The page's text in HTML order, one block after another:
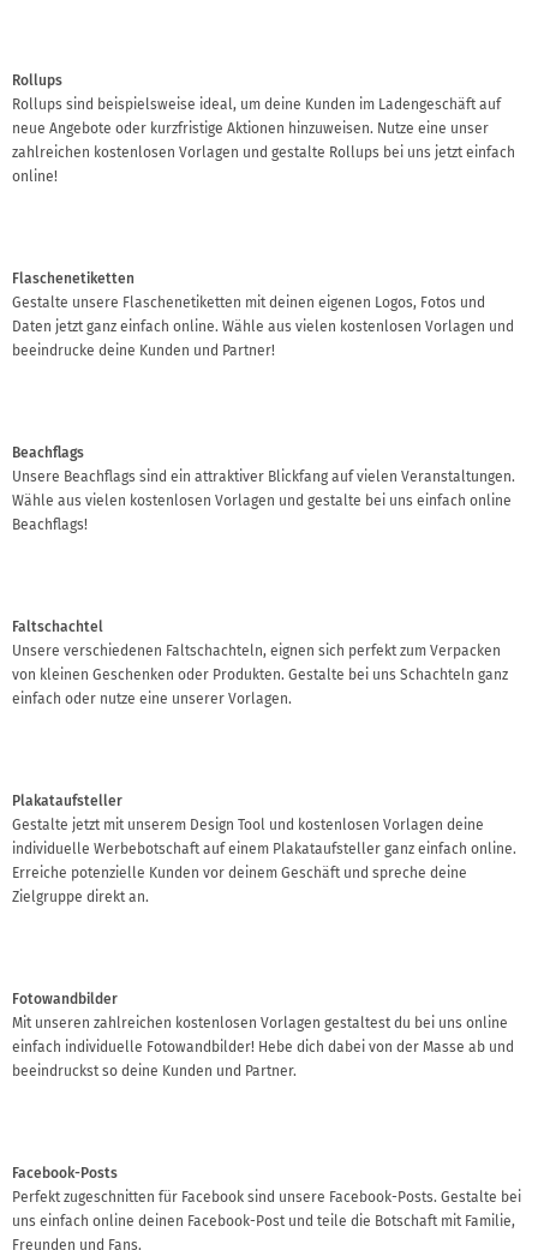
Rollups
Rollups sind beispielsweise ideal, um deine Kunden im Ladengeschäft auf
neue Angebote oder kurzfristige Aktionen hinzuweisen. Nutze eine unser
zahlreichen kostenlosen Vorlagen und gestalte Rollups bei uns jetzt einfach
online!
Flaschenetiketten
Gestalte unsere Flaschenetiketten mit deinen eigenen Logos, Fotos und
Daten jetzt ganz einfach online. Wähle aus vielen kostenlosen Vorlagen und
beeindrucke deine Kunden und Partner!
Beachflags
Unsere Beachflags sind ein attraktiver Blickfang auf vielen Veranstaltungen.
Wähle aus vielen kostenlosen Vorlagen und gestalte bei uns einfach online
Beachflags!
Faltschachtel
Unsere verschiedenen Faltschachteln, eignen sich perfekt zum Verpacken
von kleinen Geschenken oder Produkten. Gestalte bei uns Schachteln ganz
einfach oder nutze eine unserer Vorlagen.
Plakataufsteller
Gestalte jetzt mit unserem Design Tool und kostenlosen Vorlagen deine
individuelle Werbebotschaft auf einem Plakataufsteller ganz einfach online.
Erreiche potenzielle Kunden vor deinem Geschäft und spreche deine
Zielgruppe direkt an.
Fotowandbilder
Mit unseren zahlreichen kostenlosen Vorlagen gestaltest du bei uns online
einfach individuelle Fotowandbilder! Hebe dich dabei von der Masse ab und
beeindruckst so deine Kunden und Partner.
Facebook-Posts
Perfekt zugeschnitten für Facebook sind unsere Facebook-Posts. Gestalte bei
uns einfach online deinen Facebook-Post und teile die Botschaft mit Familie,
Freunden und Fans.